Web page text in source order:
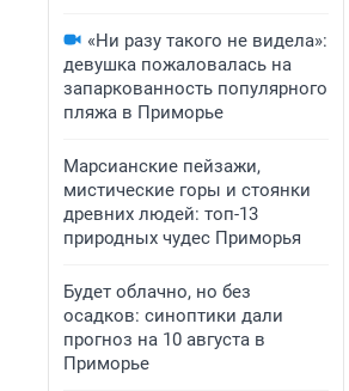
«Ни разу такого не видела»:
девушка пожаловалась на
запаркованность популярного
пляжа в Приморье
Марсианские пейзажи,
мистические горы и стоянки
древних людей: топ-13
природных чудес Приморья
Будет облачно, но без
осадков: синоптики дали
прогноз на 10 августа в
Приморье